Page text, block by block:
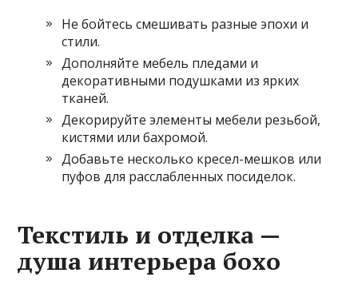
Не бойтесь смешивать разные эпохи и
стили.
Дополняйте мебель пледами и
декоративными подушками из ярких
тканей.
Декорируйте элементы мебели резьбой,
кистями или бахромой.
Добавьте несколько кресел-мешков или
пуфов для расслабленных посиделок.
Текстиль и отделка —
душа интерьера бохо